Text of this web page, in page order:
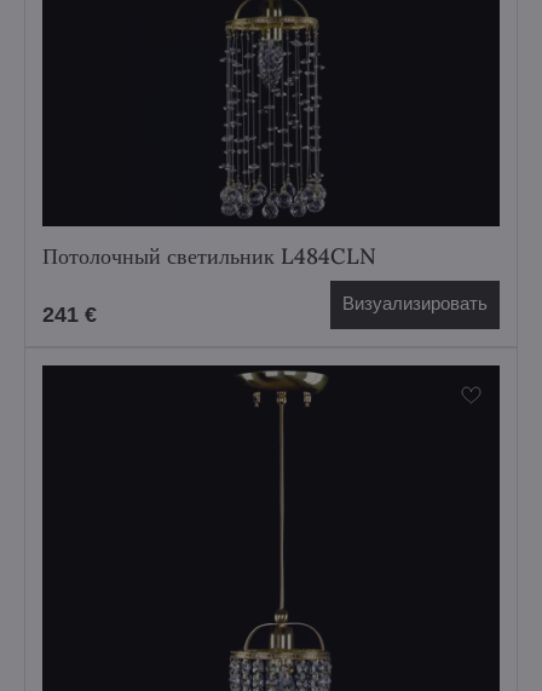
Потолочный светильник L484CLN
241 € Визуализировать